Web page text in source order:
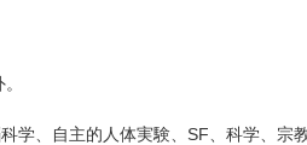
学、自主的人体実験、SF、科学、宗